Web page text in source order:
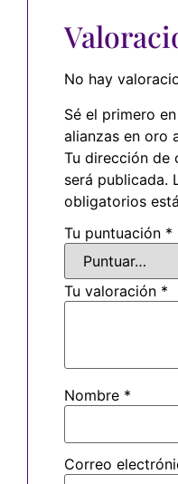
No hay
Sé el primero
alianzas en oro
Tu dirección de
será publicada.
obligatorios
Tu puntuación *
Tu valoración *
Nombre *
Correo